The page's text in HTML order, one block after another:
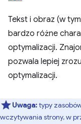
Tekst i obraz (w
bardzo różne
optymalizacji.
pozwala lepiej
optymalizacji.
Uwaga:typy
wczytywania strony, w